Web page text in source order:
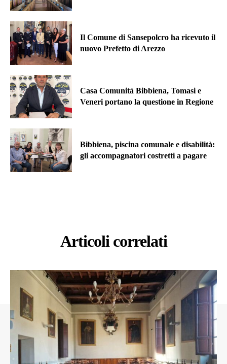
Il Comune di Sansepolcro ha ricevuto il
nuovo Prefetto di Arezzo
Casa Comunità Bibbiena, Tomasi e
Veneri portano la questione in Regione
Bibbiena, piscina comunale e disabilità:
gli accompagnatori costretti a pagare
Articoli correlati